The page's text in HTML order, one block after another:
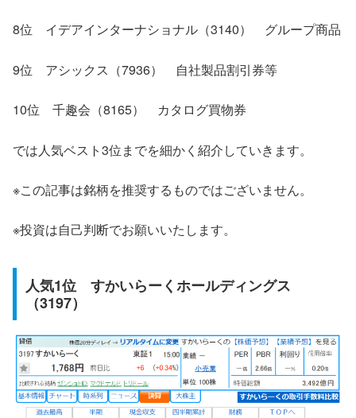
8位 イデアインターナショナル（3140） グループ商品
9位 アシックス（7936） 自社製品割引券等
10位 千趣会（8165） カタログ買物券
では人気ベスト3位までを細かく紹介していきます。
※この記事は銘柄を推奨するものではございません。
※投資は自己判断でお願いいたします。
人気1位 すかいらーくホールディングス
（3197）